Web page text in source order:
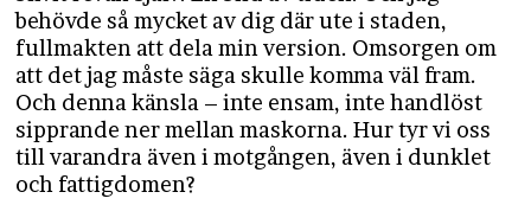
behövde så mycket av dig där ute i staden,
fullmakten att dela min version. Omsorgen om
att det jag måste säga skulle komma väl fram.
Och denna känsla – inte ensam, inte handlöst
sipprande ner mellan maskorna. Hur tyr vi oss
till varandra även i motgången, även i dunklet
och fattigdomen?